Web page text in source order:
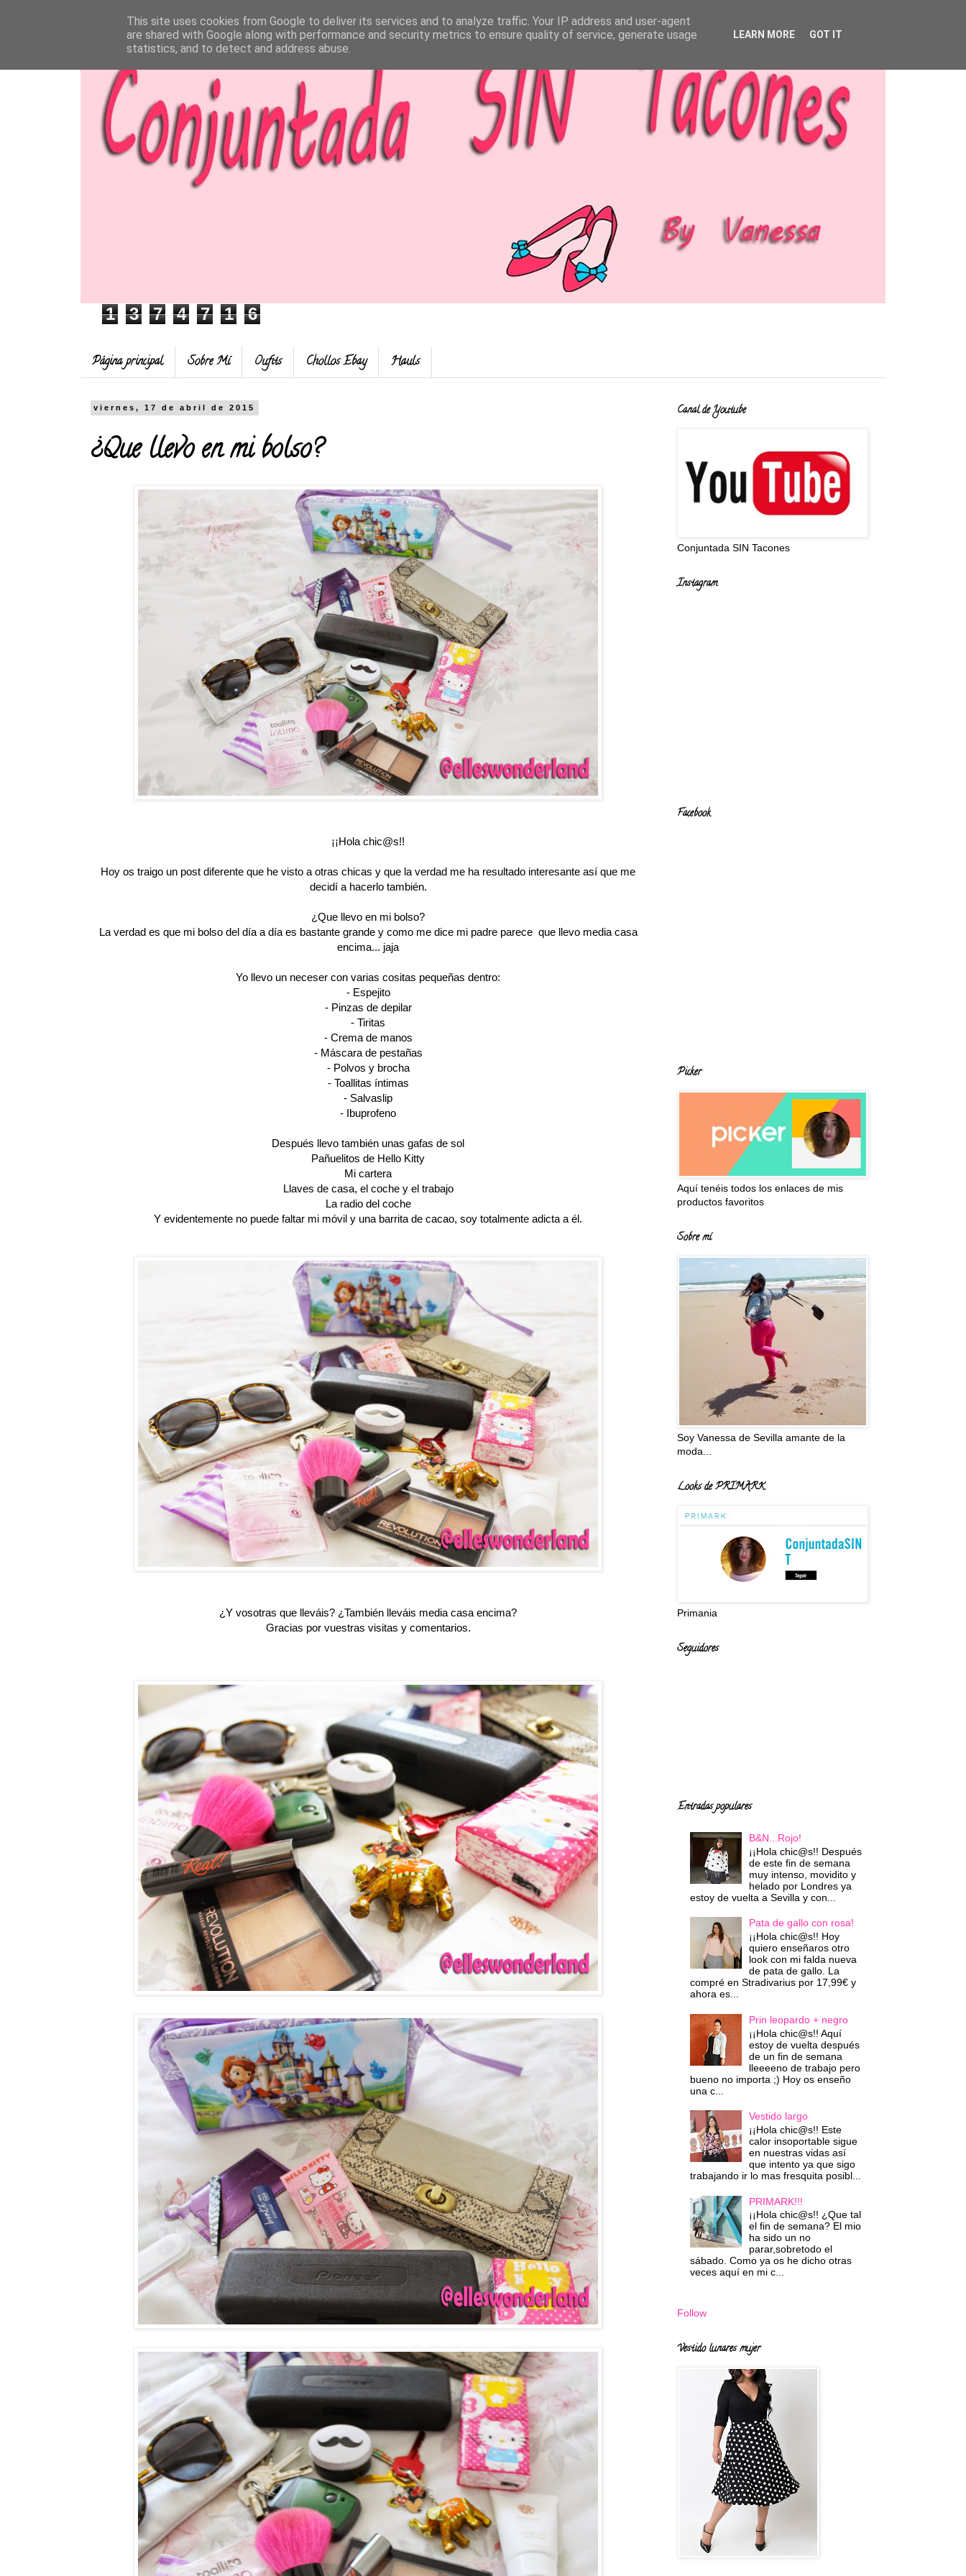
1 3 7 4 7 1 6
Página principal Sobre Mí Oufits Chollos Ebay Hauls
viernes, 17 de abril de 2015
¿Que llevo en mi bolso?
¡¡Hola chic@s!!
Hoy os traigo un post diferente que he visto a otras chicas y que la verdad me ha resultado interesante así que me
decidí a hacerlo también.
¿Que llevo en mi bolso?
La verdad es que mi bolso del día a día es bastante grande y como me dice mi padre parece que llevo media casa
encima... jaja
Yo llevo un neceser con varias cositas pequeñas dentro:
- Espejito
- Pinzas de depilar
- Tiritas
- Crema de manos
- Máscara de pestañas
- Polvos y brocha
- Toallitas íntimas
- Salvaslip
- Ibuprofeno
Después llevo también unas gafas de sol
Pañuelitos de Hello Kitty
Mi cartera
Llaves de casa, el coche y el trabajo
La radio del coche
Y evidentemente no puede faltar mi móvil y una barrita de cacao, soy totalmente adicta a él.
¿Y vosotras que lleváis? ¿También lleváis media casa encima?
Gracias por vuestras visitas y comentarios.
Canal de Youtube
Conjuntada SIN Tacones
Instagram
Facebook
Picker
Aquí tenéis todos los enlaces de mis
productos favoritos
Sobre mí
Soy Vanessa de Sevilla amante de la
moda...
Looks de PRIMARK
Primania
Seguidores
Entradas populares
B&N...Rojo!
¡¡Hola chic@s!! Después
de este fin de semana
muy intenso, movidito y
helado por Londres ya
estoy de vuelta a Sevilla y con...
Pata de gallo con rosa!
¡¡Hola chic@s!! Hoy
quiero enseñaros otro
look con mi falda nueva
de pata de gallo. La
compré en Stradivarius por 17,99€ y
ahora es...
Prin leopardo + negro
¡¡Hola chic@s!! Aquí
estoy de vuelta después
de un fin de semana
lleeeeno de trabajo pero
bueno no importa ;) Hoy os enseño
una c...
Vestido largo
¡¡Hola chic@s!! Este
calor insoportable sigue
en nuestras vidas así
que intento ya que sigo
trabajando ir lo mas fresquita posibl...
PRIMARK!!!
¡¡Hola chic@s!! ¿Que tal
el fin de semana? El mio
ha sido un no
parar,sobretodo el
sábado. Como ya os he dicho otras
veces aquí en mi c...
Follow
Powered by
Vestido lunares mujer
This site uses cookies from Google to deliver its services and to analyze traffic. Your IP address and user-agent
are shared with Google along with performance and security metrics to ensure quality of service, generate usage
statistics, and to detect and address abuse.
LEARN MORE GOT IT